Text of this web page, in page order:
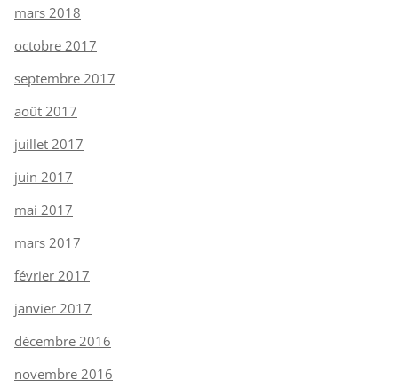
mars 2018
octobre 2017
septembre 2017
août 2017
juillet 2017
juin 2017
mai 2017
mars 2017
février 2017
janvier 2017
décembre 2016
novembre 2016